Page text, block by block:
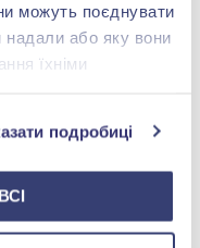
можуть поєднувати
надали або яку вони
їхніми
подробиці